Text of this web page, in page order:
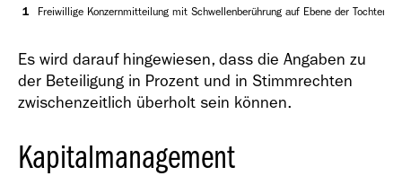
1 Freiwillige Konzernmitteilung mit Schwellenberührung auf Ebene der
Es wird darauf hingewiesen, dass die Angaben zu
der Beteiligung in Prozent und in Stimmrechten
zwischenzeitlich überholt sein können.
Kapitalmanagement